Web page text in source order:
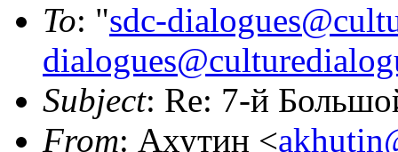
To: "sdc-
Subject: Re: 7-й
From: Ахутин <